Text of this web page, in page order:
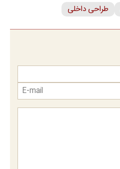
طراحی داخلی